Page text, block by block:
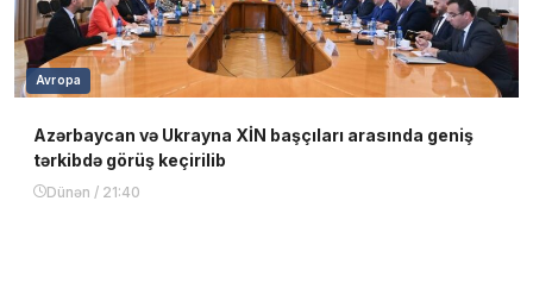
Avropa
Azərbaycan və Ukrayna XİN başçıları arasında geniş
tərkibdə görüş keçirilib
Dünən / 21:40